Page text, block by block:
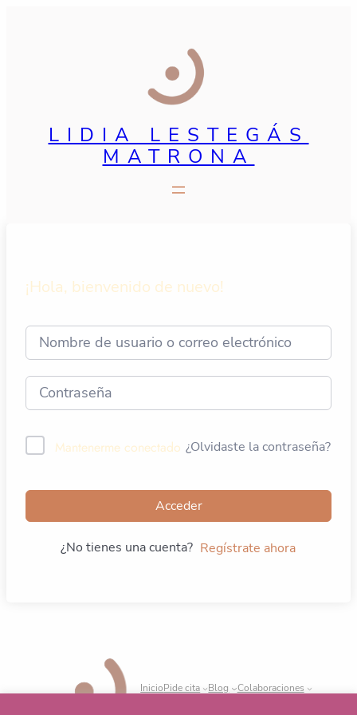
LIDIA LESTEGÁS
MATRONA
¡Hola, bienvenido de nuevo!
Mantenerme conectado ¿Olvidaste la contraseña?
Acceder
¿No tienes una cuenta? Regístrate ahora
InicioPide cita Blog Colaboraciones